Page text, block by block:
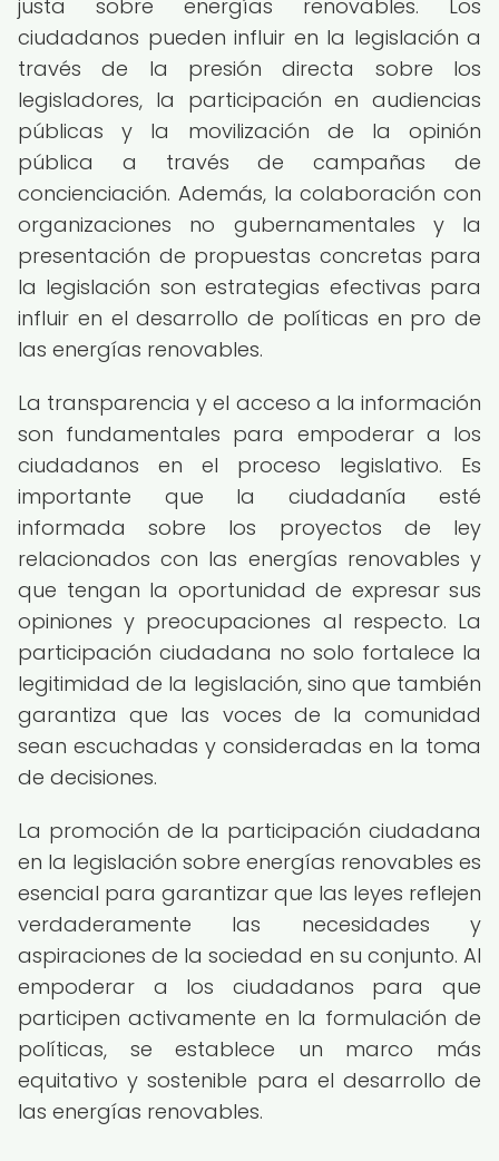
justa sobre energías renovables. Los
ciudadanos pueden influir en la legislación a
través de la presión directa sobre los
legisladores, la participación en audiencias
públicas y la movilización de la opinión
pública a través de campañas de
concienciación. Además, la colaboración con
organizaciones no gubernamentales y la
presentación de propuestas concretas para
la legislación son estrategias efectivas para
influir en el desarrollo de políticas en pro de
las energías renovables.
La transparencia y el acceso a la información
son fundamentales para empoderar a los
ciudadanos en el proceso legislativo. Es
importante que la ciudadanía esté
informada sobre los proyectos de ley
relacionados con las energías renovables y
que tengan la oportunidad de expresar sus
opiniones y preocupaciones al respecto. La
participación ciudadana no solo fortalece la
legitimidad de la legislación, sino que también
garantiza que las voces de la comunidad
sean escuchadas y consideradas en la toma
de decisiones.
La promoción de la participación ciudadana
en la legislación sobre energías renovables es
esencial para garantizar que las leyes reflejen
verdaderamente las necesidades y
aspiraciones de la sociedad en su conjunto. Al
empoderar a los ciudadanos para que
participen activamente en la formulación de
políticas, se establece un marco más
equitativo y sostenible para el desarrollo de
las energías renovables.